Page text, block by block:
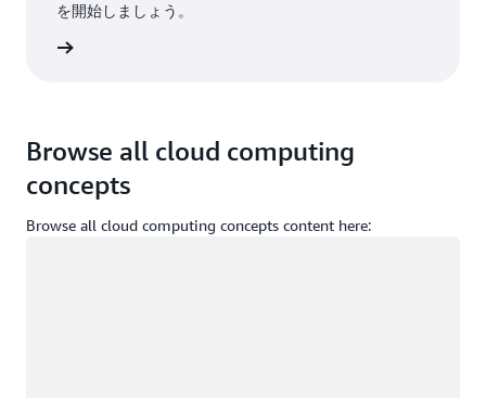
を開始しましょう。
Browse all cloud computing
concepts
Browse all cloud computing concepts content here: